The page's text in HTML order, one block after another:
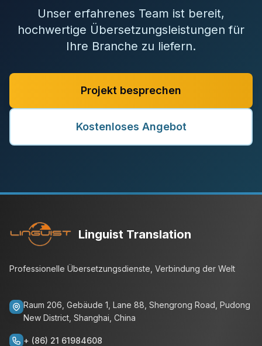
Unser erfahrenes Team ist bereit,
hochwertige Übersetzungsleistungen für
Ihre Branche zu liefern.
Projekt besprechen
Kostenloses Angebot
Linguist Translation
Professionelle Übersetzungsdienste, Verbindung der Welt
Raum 206, Gebäude 1, Lane 88, Shengrong Road, Pudong
New District, Shanghai, China
+ (86) 21 61984608